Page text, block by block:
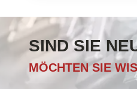
SIND SIE
MÖCHTEN SIE